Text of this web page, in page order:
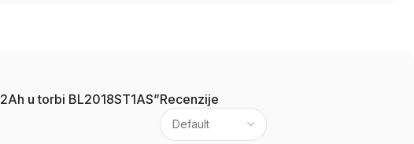
Recenzije
u torbi BL2018ST1AS”